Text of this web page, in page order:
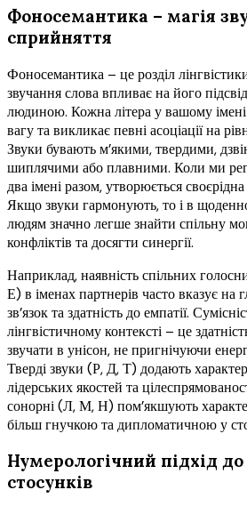
Фоносемантика – магія
сприйняття
Фоносемантика – це розділ
звучання слова впливає на його
людиною. Кожна літера у вашому
вагу та викликає певні асоціації на
Звуки бувають м’якими, твердими,
шиплячими або плавними. Коли ми
два імені разом, утворюється
Якщо звуки гармонують, то і в
людям значно легше знайти спільну
конфліктів та досягти синергії.
Наприклад, наявність спільних
Е) в іменах партнерів часто вказує на
зв’язок та здатність до емпатії.
лінгвістичному контексті – це
звучати в унісон, не пригнічуючи
Тверді звуки (Р, Д, Т) додають
лідерських якостей та
сонорні (Л, М, Н) пом’якшують
більш гнучкою та дипломатичною у
Нумерологічний підхід до
стосунків